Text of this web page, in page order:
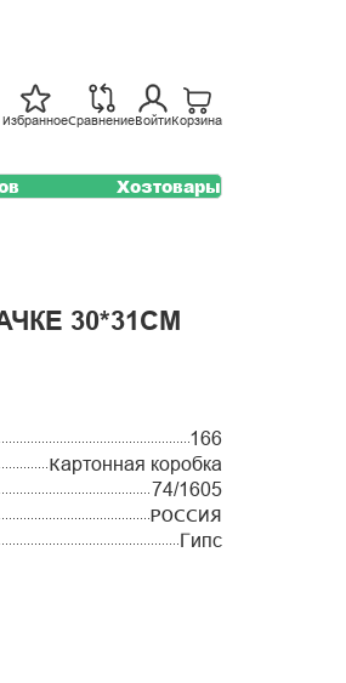
ИзбранноеСравнение Войти Корзина
Хозтовары
30*31СМ
166
Картонная коробка
74/1605
РОССИЯ
Гипс